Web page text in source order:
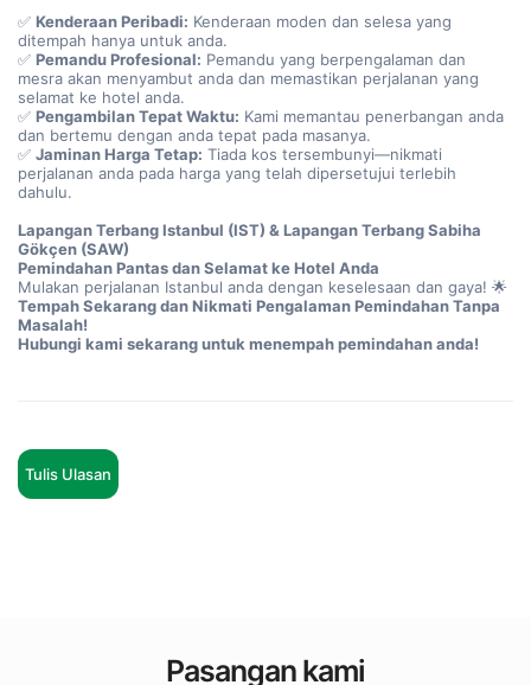
✅ Kenderaan Peribadi: Kenderaan moden dan selesa yang
ditempah hanya untuk anda.
✅ Pemandu Profesional: Pemandu yang berpengalaman dan
mesra akan menyambut anda dan memastikan perjalanan yang
selamat ke hotel anda.
✅ Pengambilan Tepat Waktu: Kami memantau penerbangan anda
dan bertemu dengan anda tepat pada masanya.
✅ Jaminan Harga Tetap: Tiada kos tersembunyi—nikmati
perjalanan anda pada harga yang telah dipersetujui terlebih
dahulu.
Lapangan Terbang Istanbul (IST) & Lapangan Terbang Sabiha
Gökçen (SAW)
Pemindahan Pantas dan Selamat ke Hotel Anda
Mulakan perjalanan Istanbul anda dengan keselesaan dan gaya! 🌟
Tempah Sekarang dan Nikmati Pengalaman Pemindahan Tanpa
Masalah!
Hubungi kami sekarang untuk menempah pemindahan anda!
Tulis Ulasan
Pasangan kami